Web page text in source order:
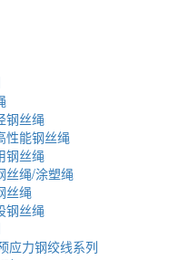
钢丝绳
性能钢丝绳
钢丝绳
丝绳/涂塑绳
丝绳
钢丝绳
应力钢绞线系列